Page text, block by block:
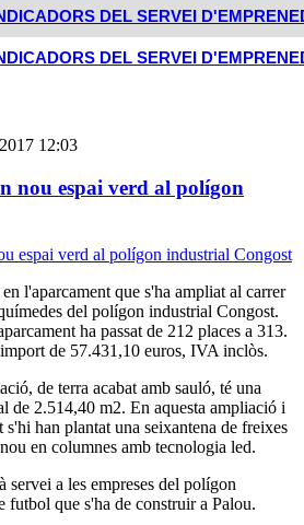
DEL SERVEI
DEL SERVEI
12:03
nou espai verd al polígon
l'aparcament que s'ha ampliat al carrer
del polígon industrial Congost.
ha passat de 212 places a 313.
de 57.431,10 euros, IVA inclòs.
de terra acabat amb sauló, té una
de 2.514,40 m2. En aquesta ampliació i
s'hi han plantat una seixantena de freixes
en columnes amb tecnologia led.
servei a les empreses del polígon
futbol que s'ha de construir a Palou.